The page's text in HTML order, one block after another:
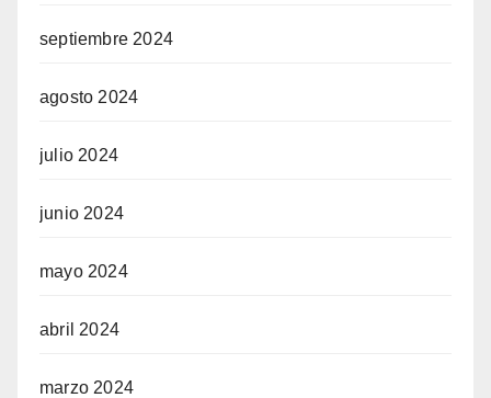
septiembre 2024
agosto 2024
julio 2024
junio 2024
mayo 2024
abril 2024
marzo 2024